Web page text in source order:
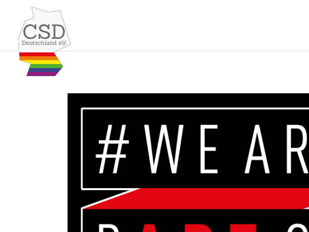
Skip to content